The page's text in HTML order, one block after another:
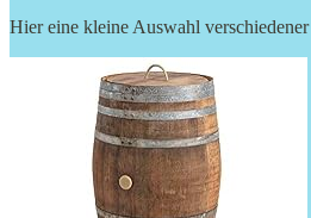
Hier eine kleine Auswahl